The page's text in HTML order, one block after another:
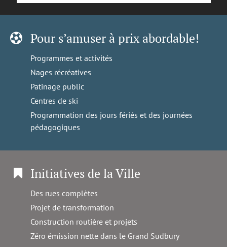
Pour s’amuser à prix abordable!
Programmes et activités
Nages récréatives
Patinage public
Centres de ski
Programmation des jours fériés et des journées
pédagogiques
Initiatives de la Ville
Des rues complètes
Projet de transformation
Construction routière et projets
Zéro émission nette dans le Grand Sudbury